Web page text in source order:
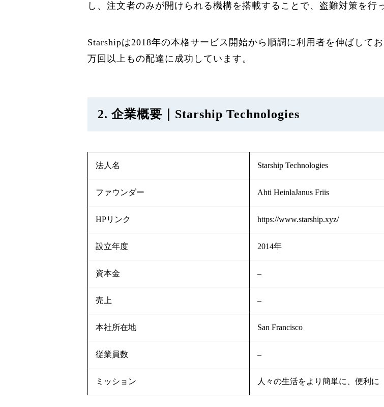
し、注文者のみが開けられる機構を搭載することで、盗難対策を行
Starshipは2018年の本格サービス開始から順調に利用者を伸ばして
万回以上もの配達に成功しています。
2. 企業概要｜Starship Technologies
法人名 Starship Technologies
ファウンダー Ahti HeinlaJanus Friis
HPリンク https://www.starship.xyz/
設立年度 2014年
資本金 –
売上 –
本社所在地 San Francisco
従業員数 –
ミッション 人々の生活をより簡単に、便利に